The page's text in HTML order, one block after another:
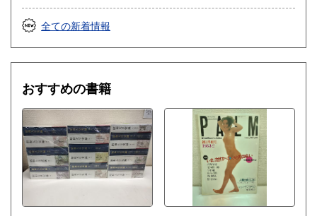
全ての新着情報
おすすめの書籍